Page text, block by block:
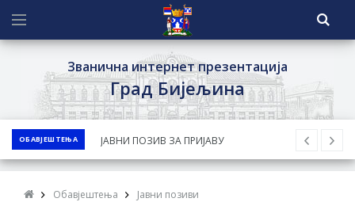
Званична интернет презентација
Град Бијељина
ОБАВЈЕШТЕЊА
ЈАВНИ ПОЗИВ ЗА ПРИЈАВУ
НЕПРОПИСНОГ ОДЛАГАЊА ОТПАДА УЗ
Обавјештења Јавни позиви